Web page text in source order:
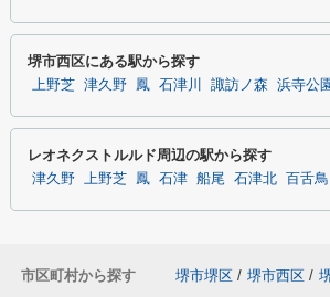
堺市西区にある駅から探す
上野芝 津久野 鳳 石津川 諏訪ノ森 浜寺公
レオネクストルルド周辺の駅から探す
津久野 上野芝 鳳 石津 船尾 石津北 百舌鳥
市区町村から探す 堺市堺区 / 堺市西区 /